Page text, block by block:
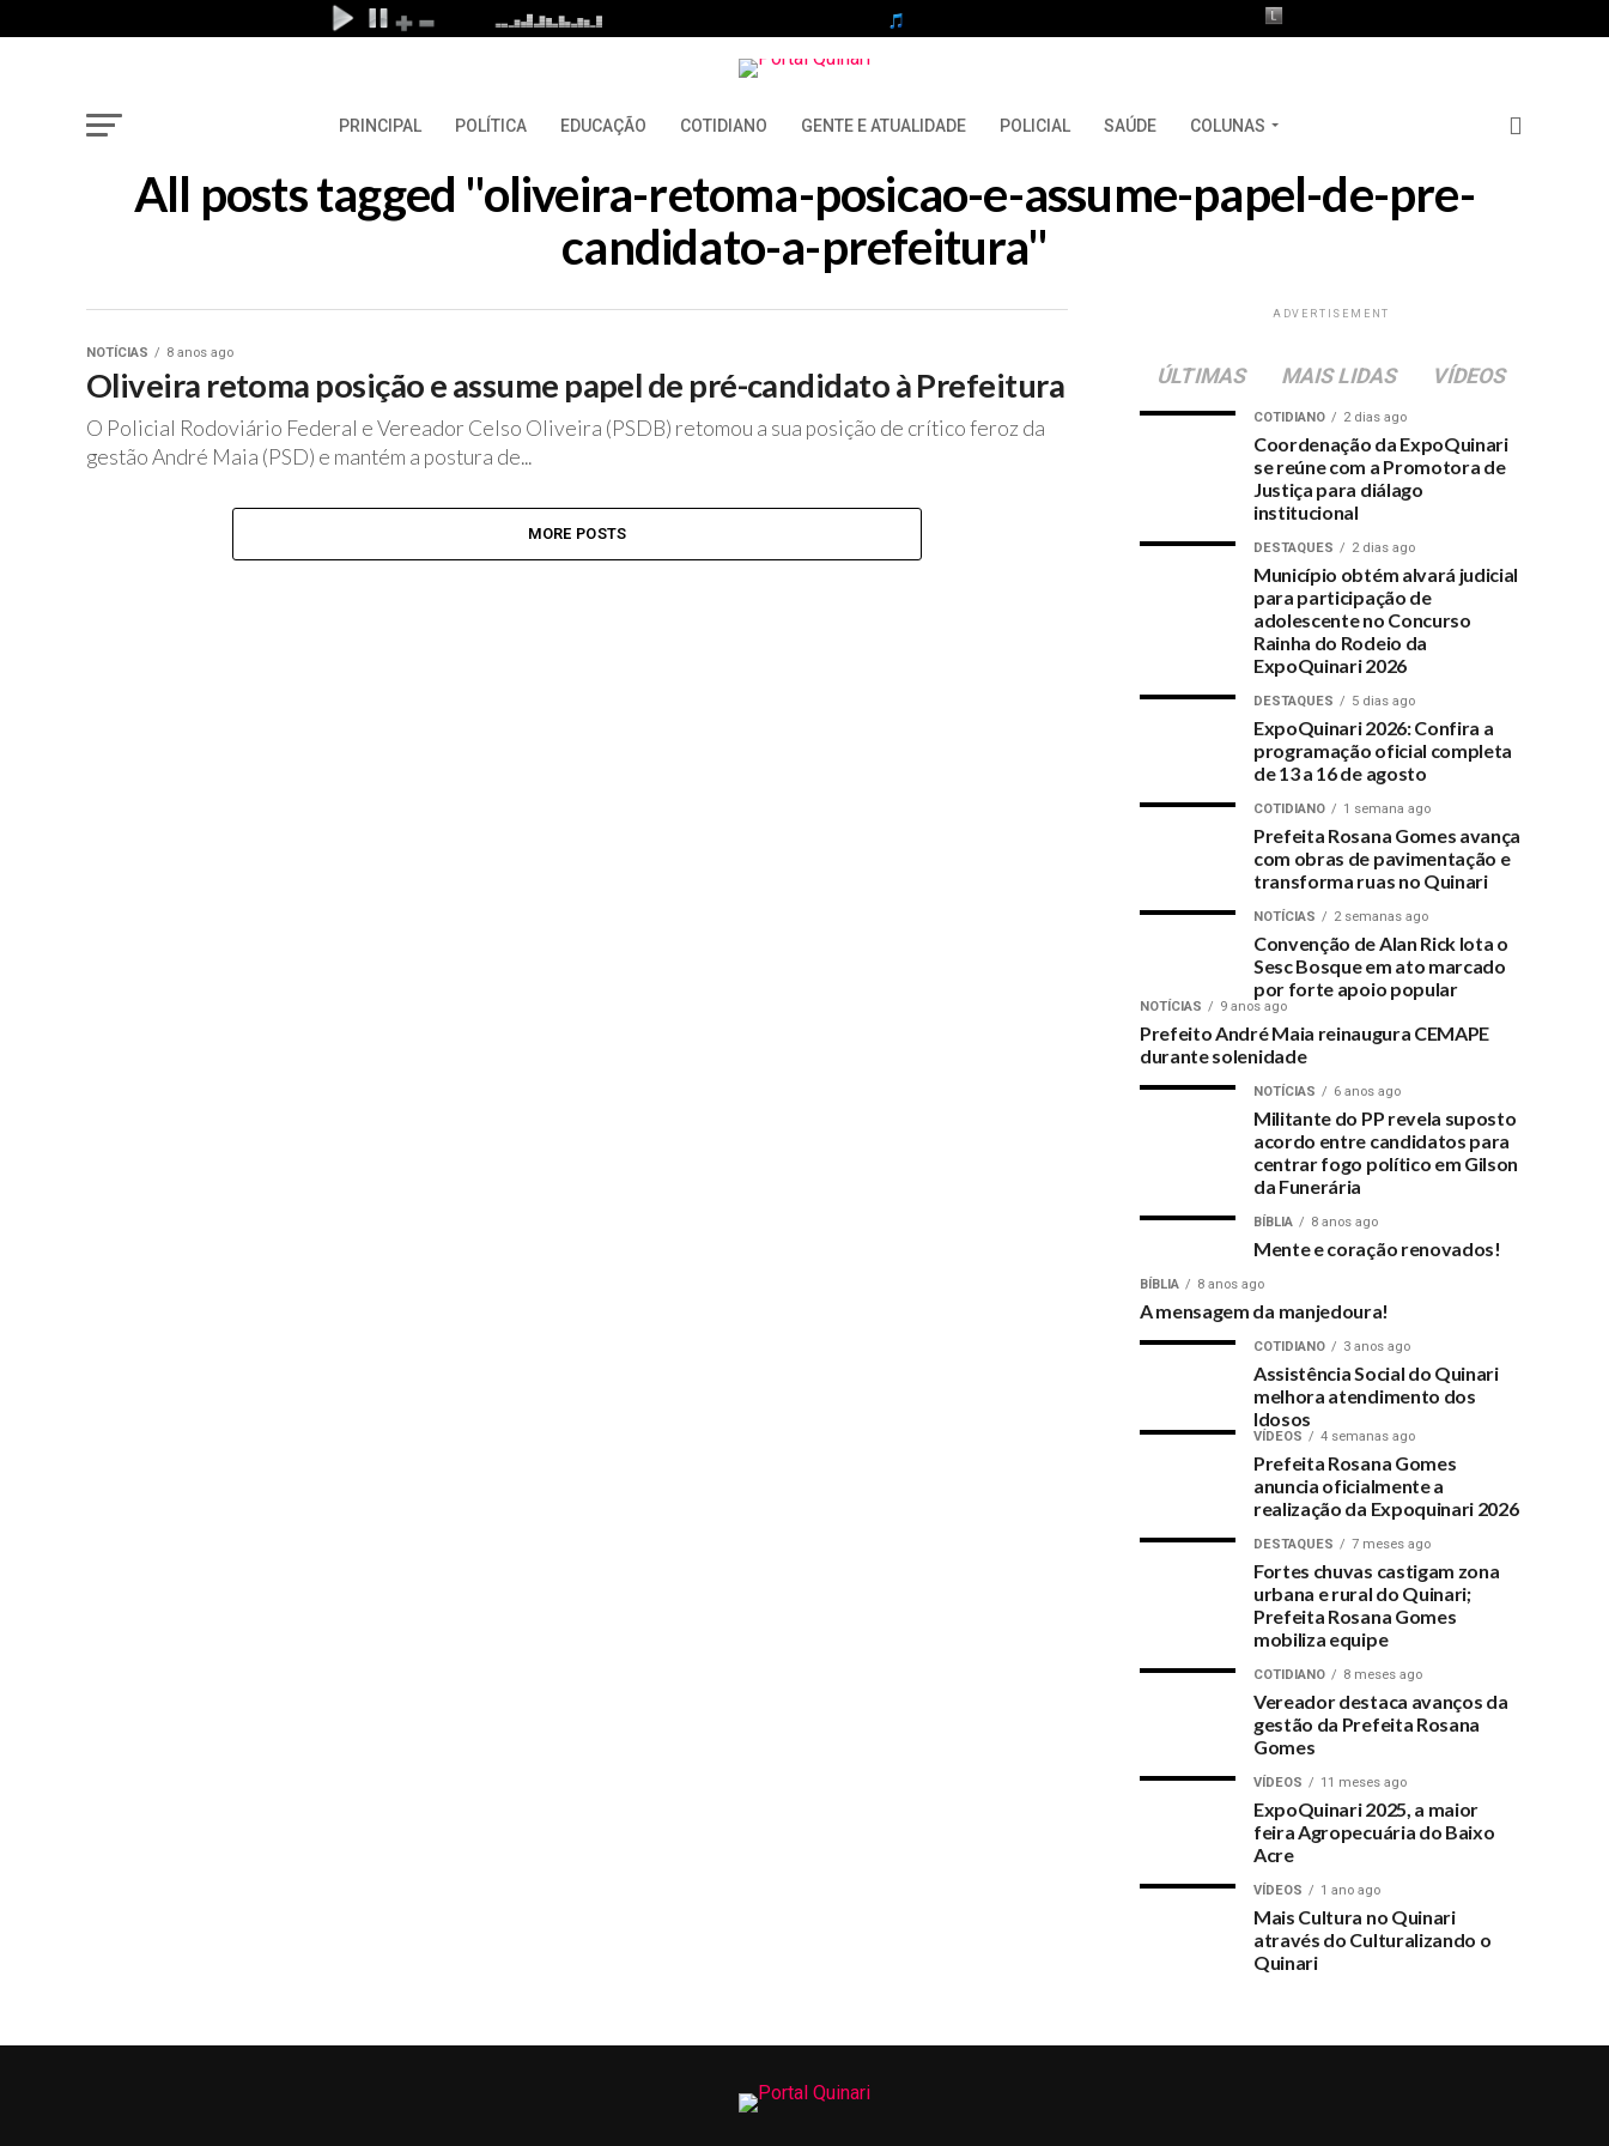
PRINCIPAL POLÍTICA EDUCAÇÃO COTIDIANO GENTE E ATUALIDADE POLICIAL SAÚDE COLUNAS
All posts tagged "oliveira-retoma-posicao-e-assume-papel-de-pre-
candidato-a-prefeitura"
NOTÍCIAS 8 anos ago
Oliveira retoma posição e assume papel de pré-candidato à Prefeitura
O Policial Rodoviário Federal e Vereador Celso Oliveira (PSDB) retomou a sua posição de crítico feroz da
gestão André Maia (PSD) e mantém a postura de...
MORE POSTS
ADVERTISEMENT
ÚLTIMAS MAIS LIDAS VÍDEOS
COTIDIANO 2 dias ago
Coordenação da ExpoQuinari
se reúne com a Promotora de
Justiça para diálago
institucional
DESTAQUES 2 dias ago
Município obtém alvará judicial
para participação de
adolescente no Concurso
Rainha do Rodeio da
ExpoQuinari 2026
DESTAQUES 5 dias ago
ExpoQuinari 2026: Confira a
programação oficial completa
de 13 a 16 de agosto
COTIDIANO 1 semana ago
Prefeita Rosana Gomes avança
com obras de pavimentação e
transforma ruas no Quinari
NOTÍCIAS 2 semanas ago
Convenção de Alan Rick lota o
Sesc Bosque em ato marcado
por forte apoio popular
NOTÍCIAS 9 anos ago
Prefeito André Maia reinaugura CEMAPE
durante solenidade
NOTÍCIAS 6 anos ago
Militante do PP revela suposto
acordo entre candidatos para
centrar fogo político em Gilson
da Funerária
BÍBLIA 8 anos ago
Mente e coração renovados!
BÍBLIA 8 anos ago
A mensagem da manjedoura!
COTIDIANO 3 anos ago
Assistência Social do Quinari
melhora atendimento dos
Idosos
VÍDEOS 4 semanas ago
Prefeita Rosana Gomes
anuncia oficialmente a
realização da Expoquinari 2026
DESTAQUES 7 meses ago
Fortes chuvas castigam zona
urbana e rural do Quinari;
Prefeita Rosana Gomes
mobiliza equipe
COTIDIANO 8 meses ago
Vereador destaca avanços da
gestão da Prefeita Rosana
Gomes
VÍDEOS 11 meses ago
ExpoQuinari 2025, a maior
feira Agropecuária do Baixo
Acre
VÍDEOS 1 ano ago
Mais Cultura no Quinari
através do Culturalizando o
Quinari